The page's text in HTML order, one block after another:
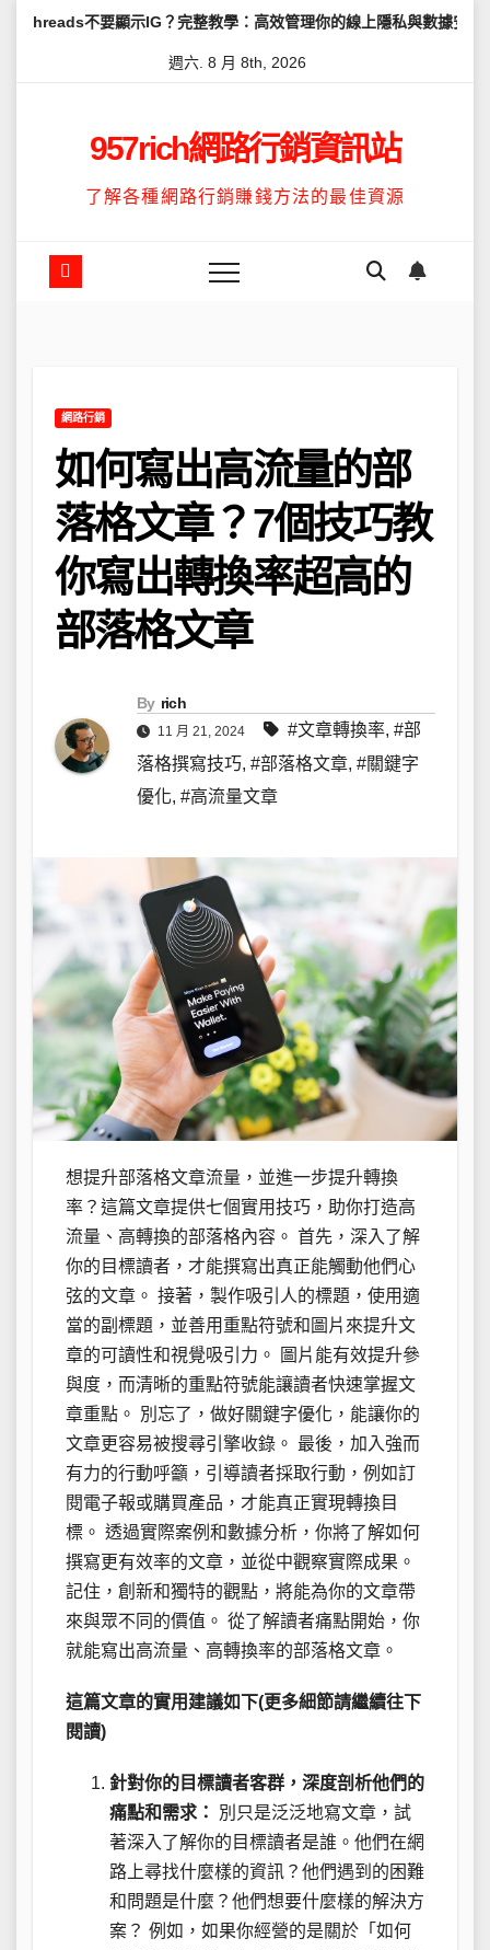
要顯示IG？完整教學：高效管理你的線上隱私與數據安全 怎麼
週六. 8 月 8th, 2026
957rich網路行銷資訊站
了解各種網路行銷賺錢方法的最佳資源
網路行銷
如何寫出高流量的部
落格文章？7個技巧教
你寫出轉換率超高的
部落格文章
By rich
11 月 21, 2024 #文章轉換率, #部
落格撰寫技巧, #部落格文章, #關鍵字
優化, #高流量文章
想提升部落格文章流量，並進一步提升轉換
率？這篇文章提供七個實用技巧，助你打造高
流量、高轉換的部落格內容。 首先，深入了解
你的目標讀者，才能撰寫出真正能觸動他們心
弦的文章。 接著，製作吸引人的標題，使用適
當的副標題，並善用重點符號和圖片來提升文
章的可讀性和視覺吸引力。 圖片能有效提升參
與度，而清晰的重點符號能讓讀者快速掌握文
章重點。 別忘了，做好關鍵字優化，能讓你的
文章更容易被搜尋引擎收錄。 最後，加入強而
有力的行動呼籲，引導讀者採取行動，例如訂
閱電子報或購買產品，才能真正實現轉換目
標。 透過實際案例和數據分析，你將了解如何
撰寫更有效率的文章，並從中觀察實際成果。
記住，創新和獨特的觀點，將能為你的文章帶
來與眾不同的價值。 從了解讀者痛點開始，你
就能寫出高流量、高轉換率的部落格文章。
這篇文章的實用建議如下(更多細節請繼續往下
閱讀)
針對你的目標讀者客群，深度剖析他們的
痛點和需求：
別只是泛泛地寫文章，試
著深入了解你的目標讀者是誰。他們在網
路上尋找什麼樣的資訊？他們遇到的困難
和問題是什麼？他們想要什麼樣的解決方
案？ 例如，如果你經營的是關於「如何